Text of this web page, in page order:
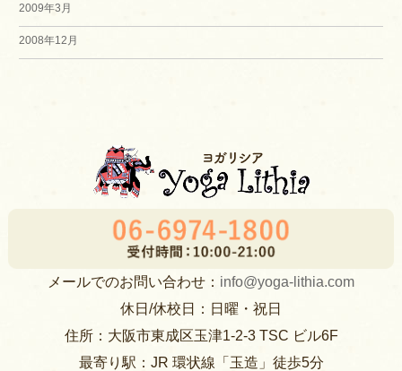
2009年3月
2008年12月
メールでのお問い合わせ： info@yoga-lithia.com
休日/休校日：日曜・祝日
住所：大阪市東成区玉津1-2-3 TSC ビル6F
最寄り駅：JR 環状線「玉造」徒歩5分